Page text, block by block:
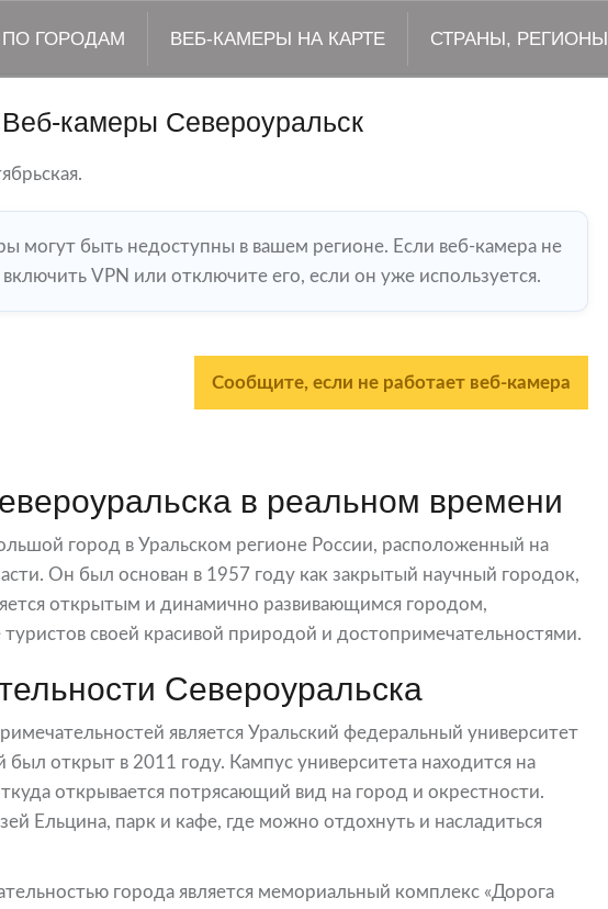
ГОРОДАМ ВЕБ-КАМЕРЫ НА КАРТЕ СТРАНЫ, РЕГИОНЫ
Веб-камеры Североуральск
могут быть недоступны в вашем регионе. Если веб-камера не
VPN или отключите его, если он уже используется.
Сообщите, если не работает веб-камера
в реальном времени
город в Уральском регионе России, расположенный на
Он был основан в 1957 году как закрытый научный городок,
открытым и динамично развивающимся городом,
своей красивой природой и достопримечательностями.
Североуральска
является Уральский федеральный университет
открыт в 2011 году. Кампус университета находится на
открывается потрясающий вид на город и окрестности.
Ельцина, парк и кафе, где можно отдохнуть и насладиться
города является мемориальный комплекс «Дорога